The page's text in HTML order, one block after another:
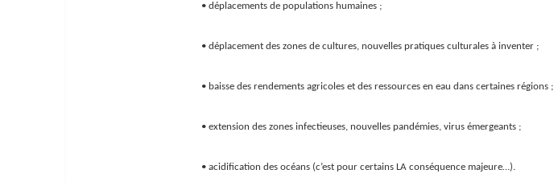
• déplacements de populations humaines ;
• déplacement des zones de cultures, nouvelles pratiques culturales à inventer ;
• baisse des rendements agricoles et des ressources en eau dans certaines régions ;
• extension des zones infectieuses, nouvelles pandémies, virus émergeants ;
• acidification des océans (c’est pour certains LA conséquence majeure…).